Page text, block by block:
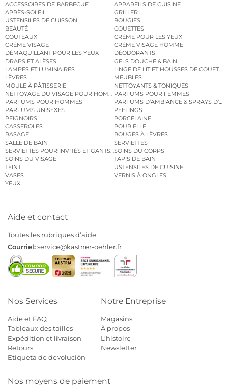
ACCESSOIRES DE BARBECUE
APPAREILS DE CUISINE
APRÈS-SOLEIL
GRILLER
USTENSILES DE CUISSON
BOUGIES
BEAUTÉ
COUETTES
COUTEAUX
CRÈME POUR LES YEUX
CRÈME VISAGE
CRÈME VISAGE HOMME
DÉMAQUILLANT POUR LES YEUX
DÉODORANTS
DRAPS ET ALÈSES
GELS DOUCHE & BAIN
LAMPES ET LUMINAIRES
LINGE DE LIT ET HOUSSES DE COUETTE
LÈVRES
MEUBLES
MOULE À PÂTISSERIE
NETTOYANTS & TONIQUES
NETTOYAGE DU VISAGE POUR HOMMESPARFUMS POUR FEMMES
PARFUMS POUR HOMMES
PARFUMS D’AMBIANCE & SPRAYS
PARFUMS UNISEXES
PEELINGS
PEIGNOIRS
PORCELAINE
CASSEROLES
POUR ELLE
RASAGE
ROUGES À LÈVRES
SALLE DE BAIN
SERVIETTES
SERVIETTES POUR INVITÉS ET GANTS DE TOILETTE
SOINS DU CORPS
SOINS DU VISAGE
TAPIS DE BAIN
TEINT
USTENSILES DE CUISINE
VASES
VERNIS À ONGLES
YEUX
Aide et contact
Toutes les rubriques d’aide
Courriel:service@kastner-oehler.fr
Nos Services
Aide et FAQ
Tableaux des tailles
Expédition et livraison
Retours
Etiqueta de devolución
Notre Entreprise
Magasins
À propos
L’histoire
Newsletter
Nos moyens de paiement